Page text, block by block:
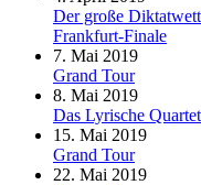
Der große
Frankfurt-Finale
7. Mai 2019
Grand Tour
8. Mai 2019
Das Lyrische
15. Mai 2019
Grand Tour
22. Mai 2019